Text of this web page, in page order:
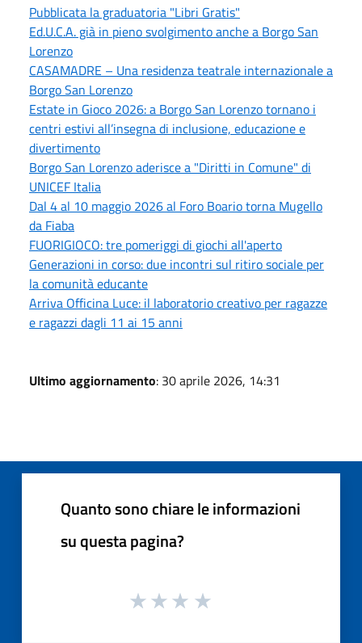
Pubblicata la graduatoria "Libri Gratis"
Ed.U.C.A. già in pieno svolgimento anche a Borgo San
Lorenzo
CASAMADRE – Una residenza teatrale internazionale a
Borgo San Lorenzo
Estate in Gioco 2026: a Borgo San Lorenzo tornano i
centri estivi all’insegna di inclusione, educazione e
divertimento
Borgo San Lorenzo aderisce a "Diritti in Comune" di
UNICEF Italia
Dal 4 al 10 maggio 2026 al Foro Boario torna Mugello
da Fiaba
FUORIGIOCO: tre pomeriggi di giochi all'aperto
Generazioni in corso: due incontri sul ritiro sociale per
la comunità educante
Arriva Officina Luce: il laboratorio creativo per ragazze
e ragazzi dagli 11 ai 15 anni
Ultimo aggiornamento: 30 aprile 2026, 14:31
Quanto sono chiare le informazioni
su questa pagina?